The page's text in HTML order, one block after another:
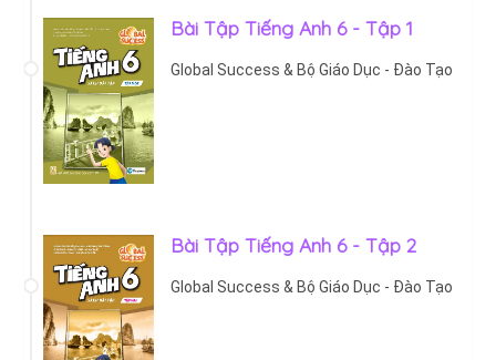
Bài Tập Tiếng Anh 6 - Tập 1
Global Success & Bộ Giáo Dục - Đào Tạo
Bài Tập Tiếng Anh 6 - Tập 2
Global Success & Bộ Giáo Dục - Đào Tạo